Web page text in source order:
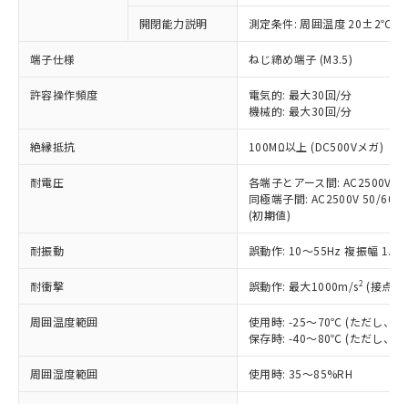
開閉能力説明 測定条件: 周囲温度 20±2℃、
端子仕様 ねじ締め端子 (M3.5)
許容操作頻度
電気的: 最大30回/分
機械的: 最大30回/分
絶縁抵抗 100MΩ以上 (DC500Vメガ)
耐電圧
各端子とアース間: AC2500V
同極端子間: AC2500V 50/
(初期値)
耐振動 誤動作: 10～55Hz 複振幅
耐衝撃 誤動作: 最大1000m/s2 (接点
周囲温度範囲
使用時: -25～70℃ (ただし、氷
保存時: -40～80℃ (ただし、氷
周囲湿度範囲 使用時: 35～85%RH
以下の条件をお読みいただき、同意のうえ
ご利用ください。
本サービスは、当社制御機器事業取扱
商品の当社在庫状況および標準価格
当社制御機器事業取扱商品の中には、
本サービスの対象外となる商品もある
ことをご了承ください。
在庫状況および標準価格照会結果は、
記載している更新日時点での社内デー
タに基づき作成されるものであり、閲
覧された時点での実際の在庫および標
準価格とは異なる場合があることをご
正式な納期状況および標準価格はお客
様のお取引先、またはお客様担当のオ
ムロン制御機器販売店・当社販売員に
対応予定なし：EU RoHS指令（10物質）の
非含有に非対応の商品で、対応品を出す予
定はありません。
調査・確認中：EU RoHS指令（10物質）の
非含有の対応状況を調査中または確認中の
非該当品：ライセンス料など無形物で、有
害物質有無と関係のない商品です。
いたものが、含有品と判明した場合などや
むを得ず変更することがあります。
六価クロム(Cr(Ⅵ)) 1000ppm以下、ポリ臭化ビフェニル
類(PBB) 1000ppm以下、ポリ臭化ジフェニルエーテル類
(PBDE) 1000ppm以下、フタル酸ビス(2-エチルヘキシ
ル) (DEHP)(別名：DOP) 1000ppm以下、フタル酸ブチ
ルベンジル（BBP） 1000ppm以下、フタル酸ジブチル
（DBP） 1000ppm以下、フタル酸ジイソブチル
(DIBP) 1000ppm以下
※1 中国RoHS○×表
「○」：最大均質材料含有率が中国RoHSの
基準値以下であることを示します。
「×」：最大均質材料含有率が中国RoHSの
基準値を超えていることを示します。
「－」：未確認です。当社販売部門へお問
*中国RoHS10物質の基準値 (GB/T26572)：
Pb(鉛) :1000ppm、 Hg(水銀) : 1000ppm、 Cd(カドミウ
Cr(Ⅵ)(六価クロム) : 1000ppm、 PBBs(ポリ臭化ビフェ
ニル類) : 1000ppm、 PBDEs(ポリ臭化ジフェニルエーテ
DBP(フタル酸ジブチル) : 1000ppm、 DIBP(フタル酸ジ
イソブチル) : 1000ppm、 BBP(フタル酸ブチルベンジ
ル) : 1000ppm、
DEHP(フタル酸ビス(2-エチルヘキシル)) : 1000ppm
当社は、これら貴社製品のうち、外国
為替および外国貿易法に定める商品
（以下｢規制貨物等」という）を輸出
または国外への提供する場合は、日本
国政府の輸出許可(または役務取引許
可)を取得するなどの必要な手続きを
当社は規制貨物を破棄する場合は、完
全に破砕するなど、違法に輸出されな
いよう必要な手段を講じます。
○ 一定数以上の在庫あり
一定数には満たないが在庫あり